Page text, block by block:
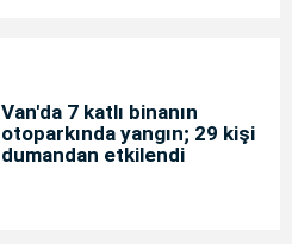
Van'da 7 katlı binanın
otoparkında yangın; 29 kişi
dumandan etkilendi